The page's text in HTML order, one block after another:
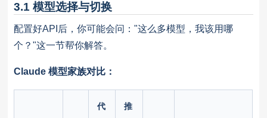
3.1 模型选择与切换
配置好API后，你可能会问："这么多模型，我该用哪
个？"这一节帮你解答。
Claude 模型家族对比：
代
推